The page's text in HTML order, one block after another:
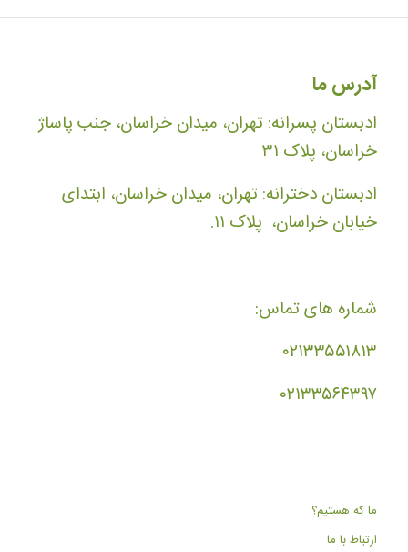
آدرس ما
ادبستان پسرانه: تهران، میدان خراسان، جنب پاساژ
خراسان، پلاک ۳۱
ادبستان دخترانه: تهران، میدان خراسان، ابتدای
خیابان خراسان، پلاک ۱۱.
شماره های تماس:
۰۲۱۳۳۵۵۱۸۱۳
۰۲۱۳۳۵۶۴۳۹۷
ما که هستیم؟
ارتباط با ما